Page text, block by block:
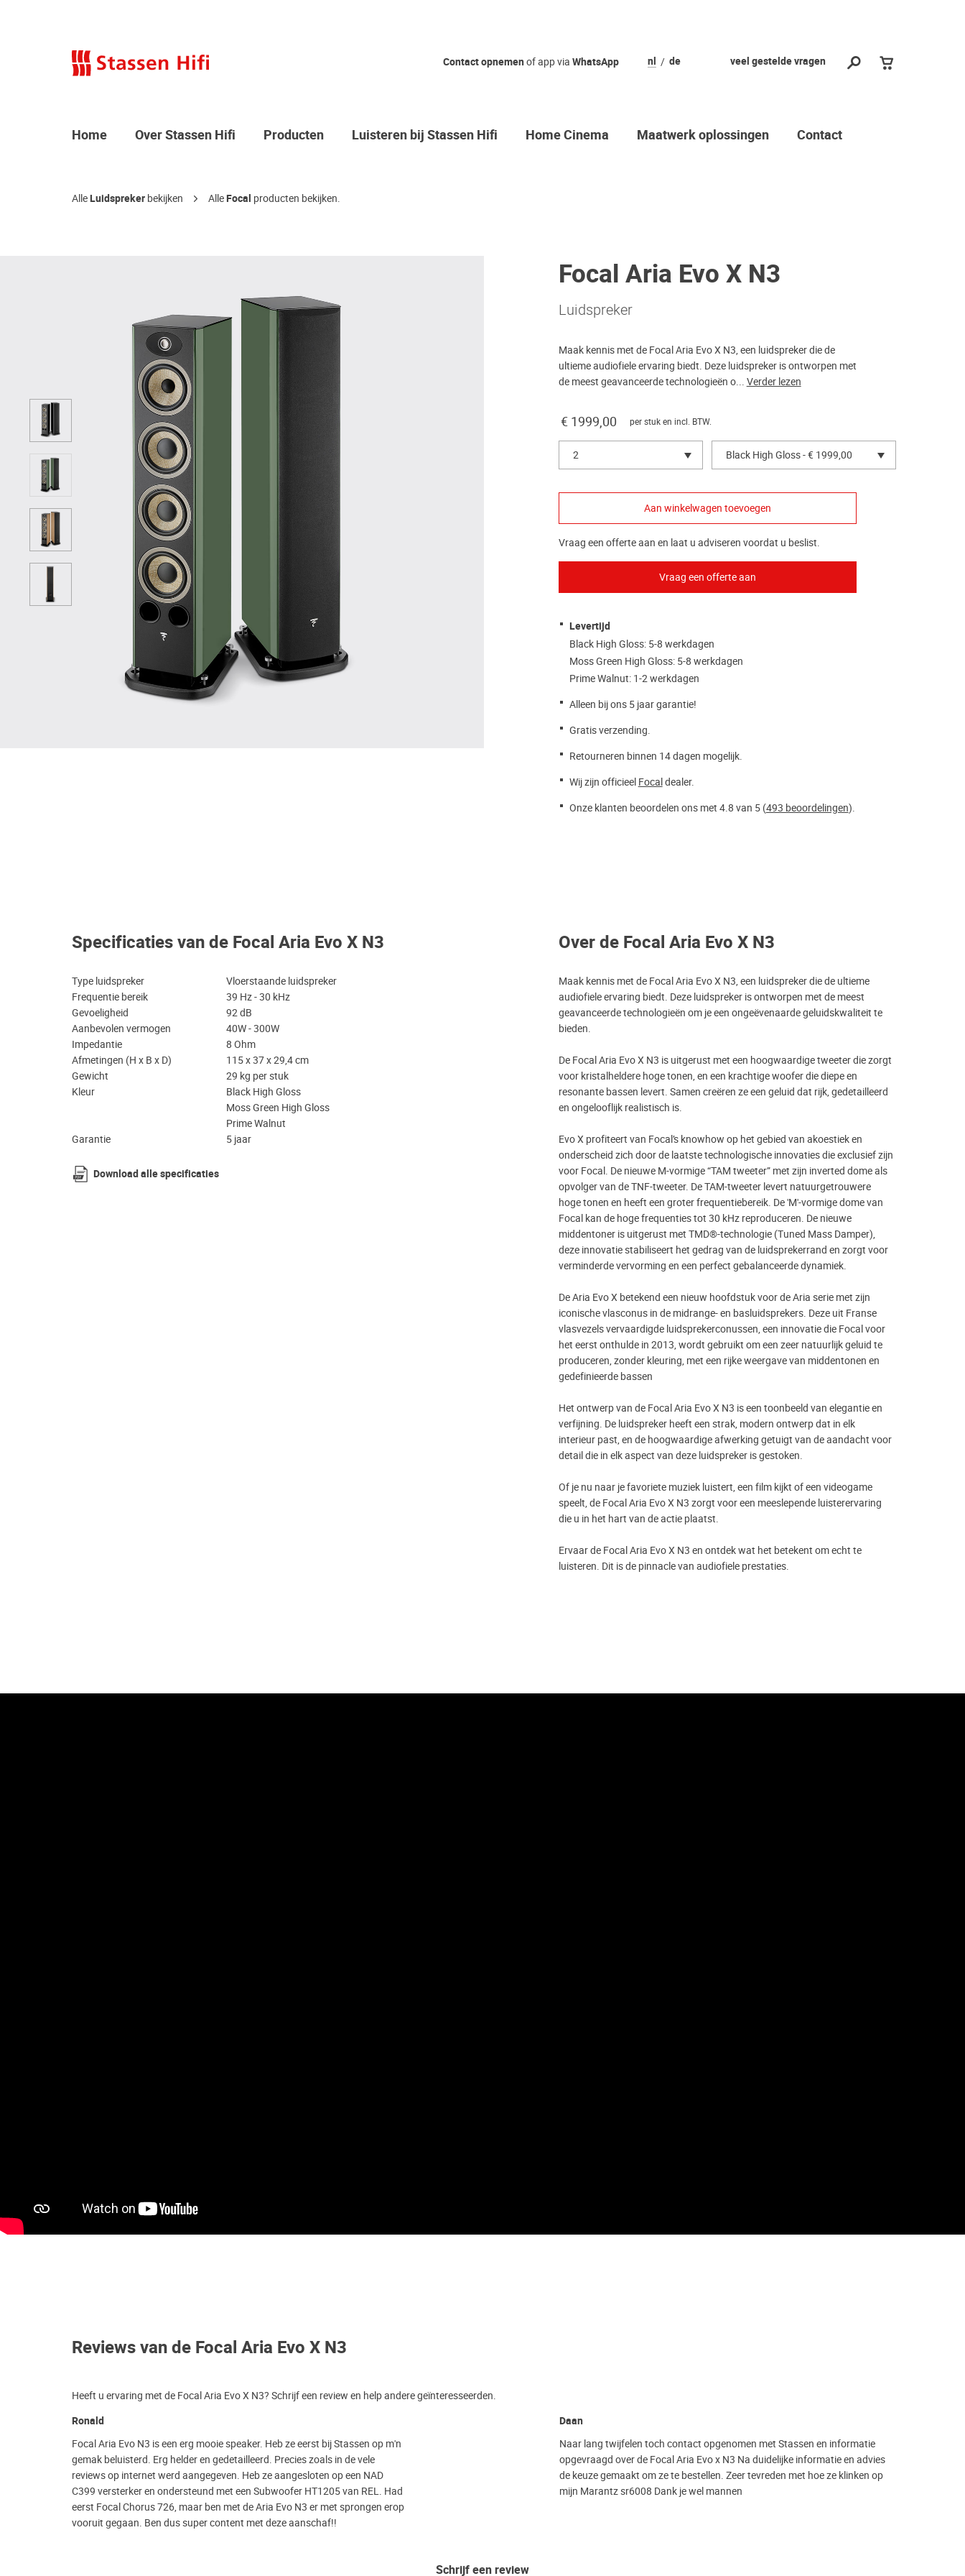
veel gestelde vragen
nl de
Contact opnemenof app via WhatsApp
Home Over Stassen Hifi Producten Luisteren bij Stassen Hifi Home Cinema Maatwerk oplossingen Contact
AlleLuidspreker bekijken AlleFocal producten bekijken.
Focal Aria Evo X N3
Luidspreker
Maak kennis met de Focal Aria Evo X N3, een luidspreker die de
ultieme audiofiele ervaring biedt. Deze luidspreker is ontworpen met
de meest geavanceerde technologieën o... Verder lezen
€ 1999,00 per stuk en incl. BTW.
2 Black High Gloss - € 1999,00
Vraag een offerte aan en laat u adviseren voordat u beslist.
Levertijd
Black High Gloss: 5-8 werkdagen
Moss Green High Gloss: 5-8 werkdagen
Prime Walnut: 1-2 werkdagen
Alleen bij ons 5 jaar garantie!
Gratis verzending.
Retourneren binnen 14 dagen mogelijk.
Wij zijn officieel Focaldealer.
Onze klanten beoordelen ons met 4.8 van 5 (493 beoordelingen).
Specificaties van de Focal Aria Evo X N3
Type luidspreker
Vloerstaande luidspreker
Frequentie bereik
39 Hz - 30 kHz
Gevoeligheid
92 dB
Aanbevolen vermogen
40W - 300W
Impedantie
8 Ohm
Afmetingen (H x B x D)
115 x 37 x 29,4 cm
Gewicht
29 kg per stuk
Kleur
Black High Gloss
Moss Green High Gloss
Prime Walnut
Garantie
5 jaar
Download alle specificaties
Over de Focal Aria Evo X N3
Maak kennis met de Focal Aria Evo X N3, een luidspreker die de ultieme
audiofiele ervaring biedt. Deze luidspreker is ontworpen met de meest
geavanceerde technologieën om je een ongeëvenaarde geluidskwaliteit te
bieden.
De Focal Aria Evo X N3 is uitgerust met een hoogwaardige tweeter die zorgt
voor kristalheldere hoge tonen, en een krachtige woofer die diepe en
resonante bassen levert. Samen creëren ze een geluid dat rijk, gedetailleerd
en ongelooflijk realistisch is.
Evo X profiteert van Focal’s knowhow op het gebied van akoestiek en
onderscheid zich door de laatste technologische innovaties die exclusief zijn
voor Focal. De nieuwe M-vormige “TAM tweeter” met zijn inverted dome als
opvolger van de TNF-tweeter. De TAM-tweeter levert natuurgetrouwere
hoge tonen en heeft een groter frequentiebereik. De 'M'-vormige dome van
Focal kan de hoge frequenties tot 30 kHz reproduceren. De nieuwe
middentoner is uitgerust met TMD®-technologie (Tuned Mass Damper),
deze innovatie stabiliseert het gedrag van de luidsprekerrand en zorgt voor
verminderde vervorming en een perfect gebalanceerde dynamiek.
De Aria Evo X betekend een nieuw hoofdstuk voor de Aria serie met zijn
iconische vlasconus in de midrange- en basluidsprekers. Deze uit Franse
vlasvezels vervaardigde luidsprekerconussen, een innovatie die Focal voor
het eerst onthulde in 2013, wordt gebruikt om een zeer natuurlijk geluid te
produceren, zonder kleuring, met een rijke weergave van middentonen en
gedefinieerde bassen
Het ontwerp van de Focal Aria Evo X N3 is een toonbeeld van elegantie en
verfijning. De luidspreker heeft een strak, modern ontwerp dat in elk
interieur past, en de hoogwaardige afwerking getuigt van de aandacht voor
detail die in elk aspect van deze luidspreker is gestoken.
Of je nu naar je favoriete muziek luistert, een film kijkt of een videogame
speelt, de Focal Aria Evo X N3 zorgt voor een meeslepende luisterervaring
die u in het hart van de actie plaatst.
Ervaar de Focal Aria Evo X N3 en ontdek wat het betekent om echt te
luisteren. Dit is de pinnacle van audiofiele prestaties.
Reviews van de Focal Aria Evo X N3
Heeft u ervaring met de Focal Aria Evo X N3? Schrijf een review en help andere geïnteresseerden.
Ronald
Focal Aria Evo N3 is een erg mooie speaker. Heb ze eerst bij Stassen op m'n
gemak beluisterd. Erg helder en gedetailleerd. Precies zoals in de vele
reviews op internet werd aangegeven. Heb ze aangesloten op een NAD
C399 versterker en ondersteund met een Subwoofer HT1205 van REL. Had
eerst Focal Chorus 726, maar ben met de Aria Evo N3 er met sprongen erop
vooruit gegaan. Ben dus super content met deze aanschaf!!
Daan
Naar lang twijfelen toch contact opgenomen met Stassen en informatie
opgevraagd over de Focal Aria Evo x N3 Na duidelijke informatie en advies
de keuze gemaakt om ze te bestellen. Zeer tevreden met hoe ze klinken op
mijn Marantz sr6008 Dank je wel mannen
Schrijf een review